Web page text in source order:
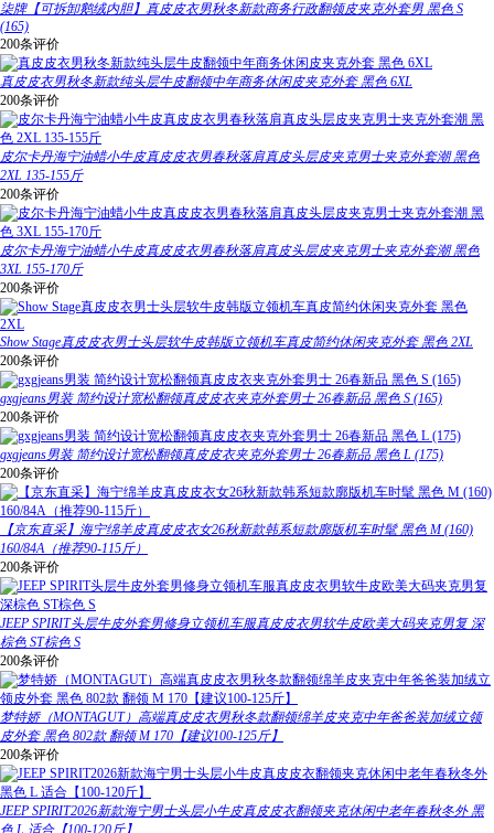
柒牌【可拆卸鹅绒内胆】真皮皮衣男秋冬新款商务行政翻领皮夹克外套男 黑色 S
(165)
200条评价
真皮皮衣男秋冬新款纯头层牛皮翻领中年商务休闲皮夹克外套 黑色 6XL
200条评价
皮尔卡丹海宁油蜡小牛皮真皮皮衣男春秋落肩真皮头层皮夹克男士夹克外套潮 黑色
2XL 135-155斤
200条评价
皮尔卡丹海宁油蜡小牛皮真皮皮衣男春秋落肩真皮头层皮夹克男士夹克外套潮 黑色
3XL 155-170斤
200条评价
Show Stage真皮皮衣男士头层软牛皮韩版立领机车真皮简约休闲夹克外套 黑色 2XL
200条评价
gxgjeans男装 简约设计宽松翻领真皮皮衣夹克外套男士 26春新品 黑色 S (165)
200条评价
gxgjeans男装 简约设计宽松翻领真皮皮衣夹克外套男士 26春新品 黑色 L (175)
200条评价
【京东直采】海宁绵羊皮真皮皮衣女26秋新款韩系短款廓版机车时髦 黑色 M (160)
160/84A（推荐90-115斤）
200条评价
JEEP SPIRIT头层牛皮外套男修身立领机车服真皮皮衣男软牛皮欧美大码夹克男复 深
棕色 ST棕色 S
200条评价
梦特娇（MONTAGUT）高端真皮皮衣男秋冬款翻领绵羊皮夹克中年爸爸装加绒立领
皮外套 黑色 802款 翻领 M 170【建议100-125斤】
200条评价
JEEP SPIRIT2026新款海宁男士头层小牛皮真皮皮衣翻领夹克休闲中老年春秋冬外 黑
色 L 适合【100-120斤】